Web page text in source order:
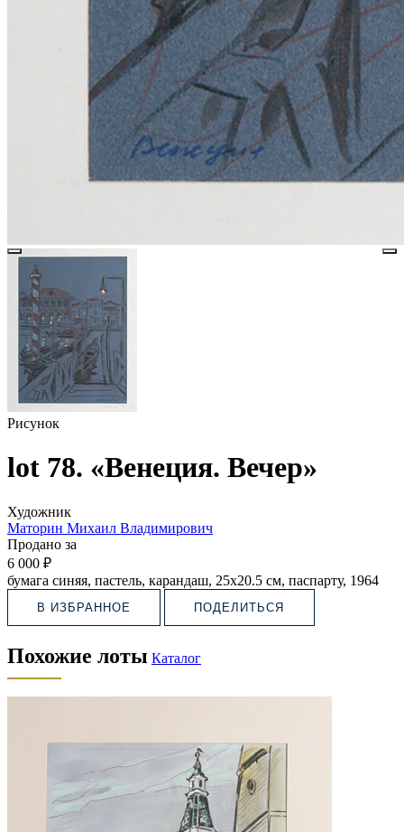
Рисунок
lot 78. «Венеция. Вечер»
Художник
Маторин Михаил Владимирович
Продано за
6 000 ₽
бумага синяя, пастель, карандаш, 25х20.5 см, паспарту, 1964
В ИЗБРАННОЕ ПОДЕЛИТЬСЯ
Похожие лоты Каталог